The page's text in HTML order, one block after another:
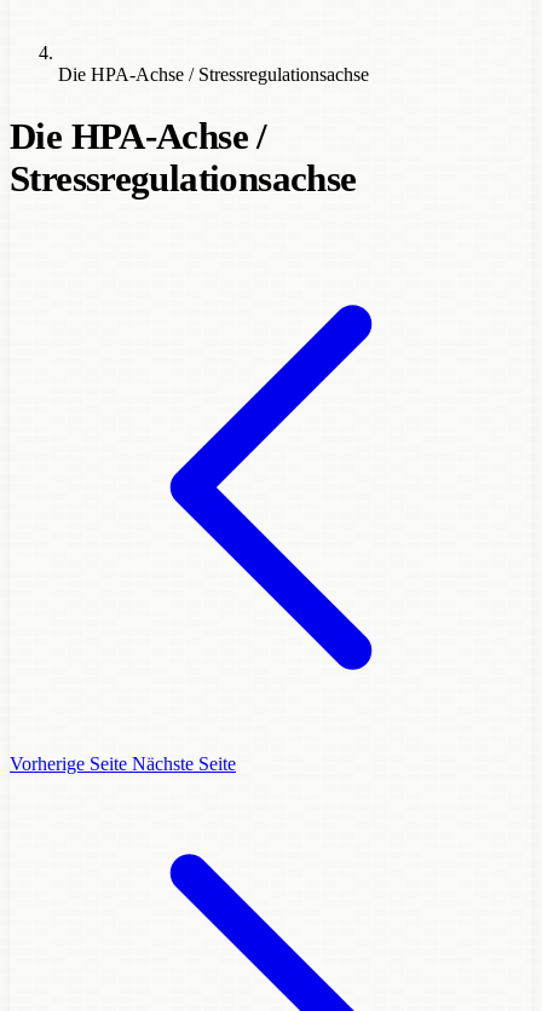
Die HPA-Achse / Stressregulationsachse
Die HPA-Achse /
Stressregulationsachse
Vorherige Seite Nächste Seite